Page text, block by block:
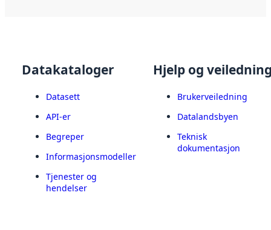
Datakataloger
Datasett
API-er
Begreper
Informasjonsmodeller
Tjenester og
hendelser
Hjelp og
Brukerveiledning
Datalandsbyen
Teknisk
dokumentasjon